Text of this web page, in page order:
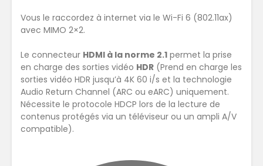
Vous le raccordez à internet via le Wi-Fi 6 (802.11ax)
avec MIMO 2×2.
Le connecteur HDMI à la norme 2.1 permet la prise
en charge des sorties vidéo HDR (Prend en charge les
sorties vidéo HDR jusqu’à 4K 60 i/s et la technologie
Audio Return Channel (ARC ou eARC) uniquement.
Nécessite le protocole HDCP lors de la lecture de
contenus protégés via un téléviseur ou un ampli A/V
compatible).